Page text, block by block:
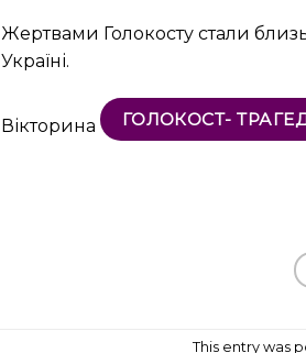
Жертвами Голокосту стали
Україні.
Вікторина ГОЛОКОСТ-
This entry was